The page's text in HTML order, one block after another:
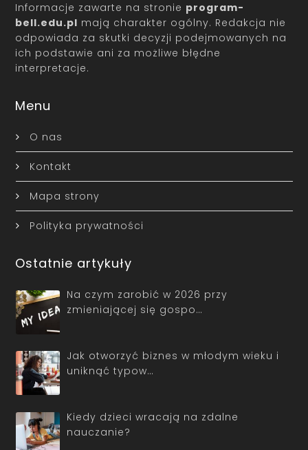
Informacje zawarte na stronie program-
bell.edu.pl mają charakter ogólny. Redakcja nie
odpowiada za skutki decyzji podejmowanych na
ich podstawie ani za możliwe błędne
interpretacje.
Menu
O nas
Kontakt
Mapa strony
Polityka prywatności
Ostatnie artykuły
Na czym zarobić w 2026 przy
zmieniającej się gospo…
Jak otworzyć biznes w młodym wieku i
uniknąć typow…
Kiedy dzieci wracają na zdalne
nauczanie?